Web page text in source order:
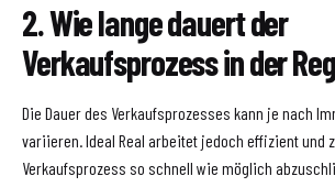
2. Wie lange dauert der
Verkaufsprozess in der
Die Dauer des Verkaufsprozesses kann je nach
variieren. Ideal Real arbeitet jedoch effizient und
Verkaufsprozess so schnell wie möglich